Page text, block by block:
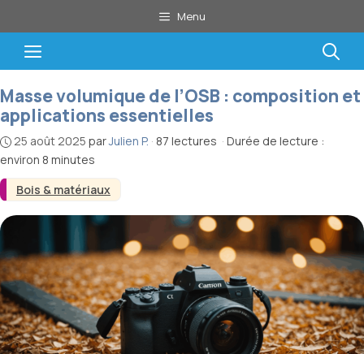
au
contenu
Menu
Menu
Bois & matériaux
Masse volumique de l’OSB : composition et
applications essentielles
25 août 2025 parJulien P. · 87 lectures · Durée de lecture :
environ 8 minutes